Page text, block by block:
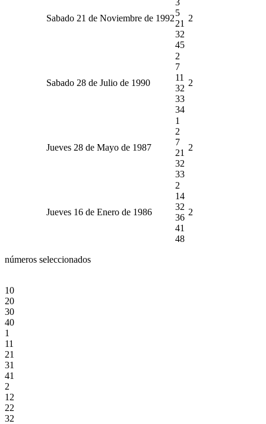
Sabado 21 de Noviembre de 1992
5
21
32
45
2
Sabado 28 de Julio de 1990
2
7
11
32
33
34
2
Jueves 28 de Mayo de 1987
1
2
7
21
32
33
2
Jueves 16 de Enero de 1986
2
14
32
36
41
48
2
números seleccionados
10
20
30
40
1
11
21
31
41
2
12
22
32